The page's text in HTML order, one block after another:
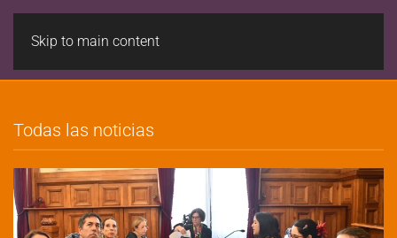
Skip to main content
Todas las noticias